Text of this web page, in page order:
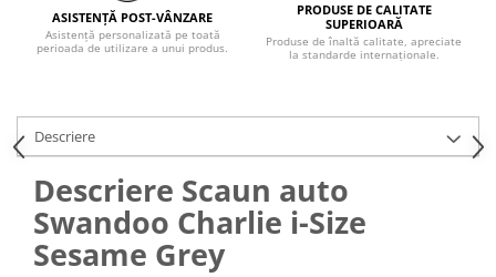
ASISTENȚĂ POST-VÂNZARE
Asistență personalizată pe toată
perioada de utilizare a unui produs.
PRODUSE DE CALITATE
SUPERIOARĂ
Produse de înaltă calitate, apreciate
la standarde internaționale.
Descriere
Descriere Scaun auto
Swandoo Charlie i-Size
Sesame Grey